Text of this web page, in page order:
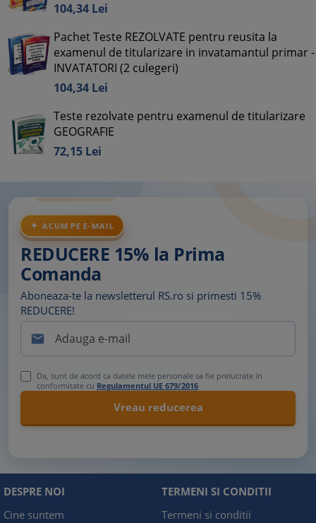
104,34 Lei
Pachet Teste REZOLVATE pentru reusita la
examenul de titularizare in invatamantul primar -
INVATATORI (2 culegeri)
104,34 Lei
Teste rezolvate pentru examenul de titularizare
GEOGRAFIE
72,15 Lei
ACUM PE E-MAIL
REDUCERE 15% la Prima
Comanda
Aboneaza-te la newsletterul RS.ro si primesti 15%
REDUCERE!

Da, sunt de acord ca datele mele personale sa fie prelucrate in
conformitate cu Regulamentul UE 679/2016
DESPRE NOI
Cine suntem
TERMENI SI CONDITII
Termeni si conditii